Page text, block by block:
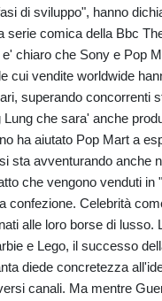
di sviluppo", hanno
serie comica della Bbc
chiaro che Sony e Pop
cui vendite worldwide
superando concorrenti
che sara' anche
ha aiutato Pop Mart a
sta avventurando anche
che vengono venduti
confezione. Celebrità
alle loro borse di
e Lego, il successo
diede concretezza
canali. Ma mentre